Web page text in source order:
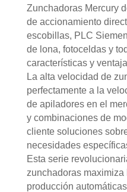
Zunchadoras Mercury
de accionamiento
escobillas, PLC
de lona, fotoceldas y
características y
La alta velocidad de
perfectamente a la
de apiladores en el
y combinaciones de
cliente soluciones
necesidades
Esta serie
zunchadoras
producción